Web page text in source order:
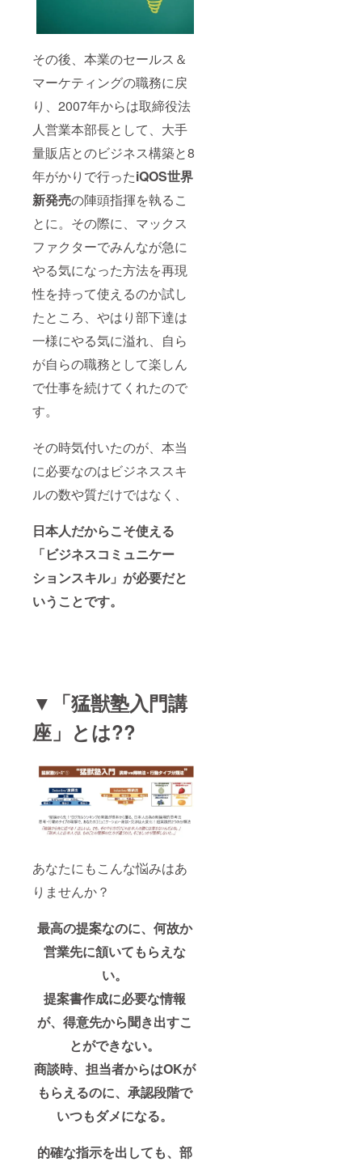
その後、本業のセールス＆
マーケティングの職務に戻
り、2007年からは取締役法
人営業本部長として、大手
量販店とのビジネス構築と8
年がかりで行ったiQOS世界
新発売の陣頭指揮を執るこ
とに。その際に、マックス
ファクターでみんなが急に
やる気になった方法を再現
性を持って使えるのか試し
たところ、やはり部下達は
一様にやる気に溢れ、自ら
が自らの職務として楽しん
で仕事を続けてくれたので
す。
その時気付いたのが、本当
に必要なのはビジネススキ
ルの数や質だけではなく、
日本人だからこそ使える
「ビジネスコミュニケー
ションスキル」が必要だと
いうことです。
▼「猛獣塾入門講
座」とは??
あなたにもこんな悩みはあ
りませんか？
最高の提案なのに、何故か
営業先に頷いてもらえな
い。
提案書作成に必要な情報
が、得意先から聞き出すこ
とができない。
商談時、担当者からはOKが
もらえるのに、承認段階で
いつもダメになる。
的確な指示を出しても、部